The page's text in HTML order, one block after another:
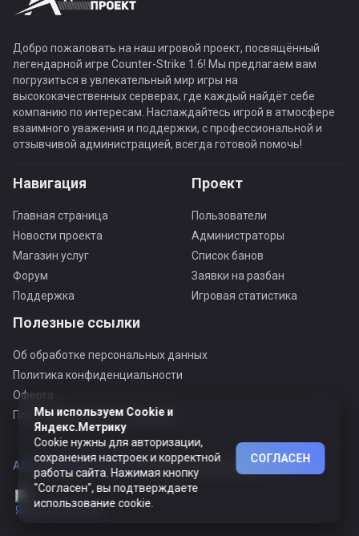
Добро пожаловать на наш игровой проект, посвящённый
легендарной игре Counter-Strike 1.6! Мы предлагаем вам
погрузиться в увлекательный мир игры на
высококачественных серверах, где каждый найдёт себе
компанию по интересам. Наслаждайтесь игрой в атмосфере
взаимного уважения и поддержки, с профессиональной и
отзывчивой администрацией, всегда готовой помочь!
Навигация
Главная страница
Новости проекта
Магазин услуг
Форум
Поддержка
Проект
Пользователи
Администраторы
Список банов
Заявки на разбан
Игровая статистика
Полезные ссылки
Об обработке персональных данных
Политика конфиденциальности
Оферта
Пользовательское соглашение
АДЕКВАТНЫЙ ПРОЕКТ ©© Все права защищены
Мы используем Cookie и
Яндекс.Метрику
Cookie нужны для авторизации,
сохранения настроек и корректной
работы сайта. Нажимая кнопку
"Согласен", вы подтверждаете
использование cookie.
СОГЛАСЕН